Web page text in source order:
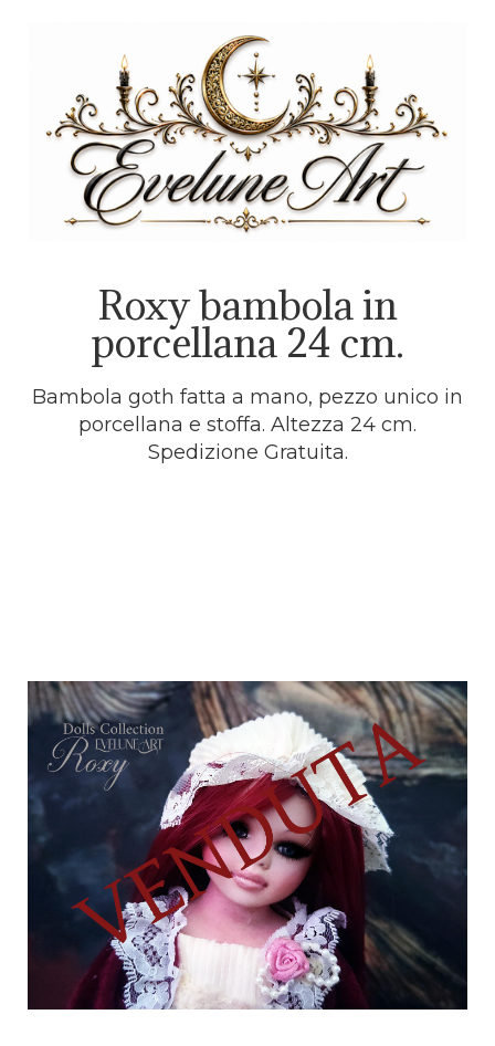
Roxy bambola in
porcellana 24 cm.
Bambola goth fatta a mano, pezzo unico in
porcellana e stoffa. Altezza 24 cm.
Spedizione Gratuita.